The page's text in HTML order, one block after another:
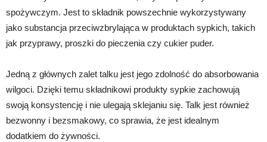
spożywczym. Jest to składnik powszechnie wykorzystywany
jako substancja przeciwzbrylająca w produktach sypkich, takich
jak przyprawy, proszki do pieczenia czy cukier puder.
Jedną z głównych zalet talku jest jego zdolność do absorbowania
wilgoci. Dzięki temu składnikowi produkty sypkie zachowują
swoją konsystencję i nie ulegają sklejaniu się. Talk jest również
bezwonny i bezsmakowy, co sprawia, że jest idealnym
dodatkiem do żywności.